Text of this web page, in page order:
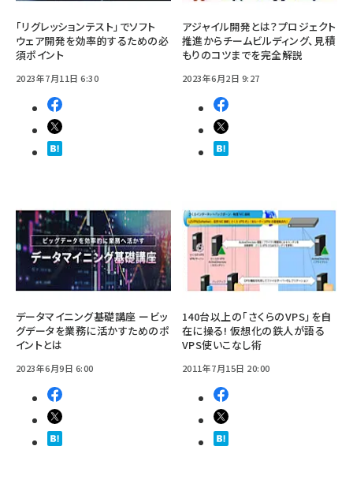
「リグレッションテスト」でソフト
ウェア開発を効率的するための必
須ポイント
2023年7月11日 6:30
アジャイル開発とは？プロジェクト
推進からチームビルディング、見積
もりのコツまでを完全解説
2023年6月2日 9:27
データマイニング基礎講座 ービッ
グデータを業務に活かすためのポ
イントとは
2023年6月9日 6:00
140台以上の「さくらのVPS」を自
在に操る! 仮想化の鉄人が語る
VPS使いこなし術
2011年7月15日 20:00